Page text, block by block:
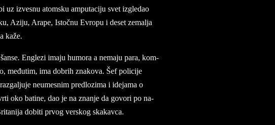
iz­ve­snu atom­sku am­pu­ta­ci­ju svet iz­gle­dao
Azi­ju, Ara­pe, Istočnu Evro­pu i de­set ze­mal­ja
kaže.
En­gle­zi ima­ju hu­mo­ra a ne­ma­ju para, kom­
međutim, ima do­brih zna­ko­va. Šef po­li­ci­je
ne­u­mesnim pred­lo­zi­ma i ide­jama o
oko ba­ti­ne, dao je na znan­je da go­vo­ri po na­
do­bi­ti pr­vog ver­skog skakav­ca.